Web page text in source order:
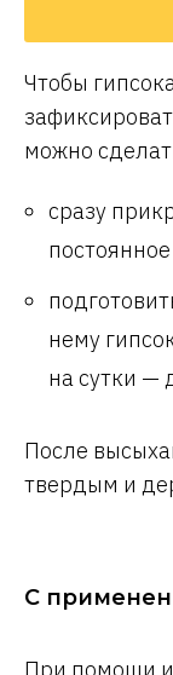
Чтобы
можно
сразу
нему
на сутки —
После
твердым и
С